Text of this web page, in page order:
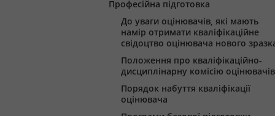
Професійна підготовка
До уваги оцінювачів, які мають
намір отримати кваліфікаційне
свідоцтво оцінювача нового
Положення про кваліфікаційно-
дисциплінарну комісію оцінювачів
Порядок набуття кваліфікації
оцінювача